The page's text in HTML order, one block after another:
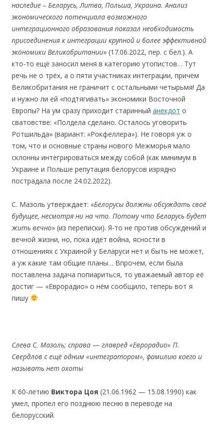
наследие – Беларусь, Литва, Польша, Украина. Анализ
экономического потенциала возможного
интеграционного образования показал необходимость
присоединения к интеграции крупной и более эффективной
экономики Великобритании» (17.06.2022, пер. с бел.). А
кто-то ещё заносил меня в категорию утопистов… Тут
речь не о трёх, а о пяти участниках интеграции, причём
Великобритания не граничит с остальными четырьмя! Да
и нужно ли ей «подтягивать» экономики Восточной
Европы? На ум сразу приходит старинный анекдот о
сватовстве: «Полдела сделано. Осталось уговорить
Ротшильда» (вариант: «Рокфеллера»). Не говоря уж о
том, что и основные страны нового Межморья мало
склонны интегрироваться между собой (как минимум в
Украине и Польше репутация белорусов изрядно
пострадала после 24.02.2022).
С. Мaзоль утверждает: «Белорусы должны обсуждать своё
будущее, несмотря ни на что. Потому что Беларусь будет
жить вечно» (из переписки). Я-то не против обсуждений и
вечной жизни, но, пока идёт война, ясности в
отношениях с Украиной у Беларуси нет и быть не может,
а уж какие там общие планы… Впрочем, если была
поставлена задача попиариться, то уважаемый автор её
достиг — «Еврорадио» о нём сообщило, теперь вот я
пишу
Слева С. Мазоль; справа — главред «Еврорадио» П.
Свердлов с ещё одним «интегратором», фамилию коего и
называть нет охоты
К 60-летию Виктора Цоя (21.06.1962 — 15.08.1990) как
умел, пропел его позднюю песню в переводе на
белорусский.